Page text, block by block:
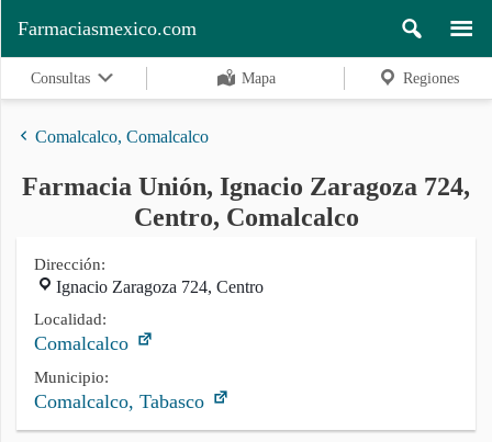
Buscar
Contacto
Farmaciasmexico.com
Consultas Mapa Regiones
Comalcalco, Comalcalco
Farmacia Unión, Ignacio Zaragoza 724,
Centro, Comalcalco
Dirección:
Ignacio Zaragoza 724, Centro
Localidad:
Comalcalco
Municipio:
Comalcalco, Tabasco